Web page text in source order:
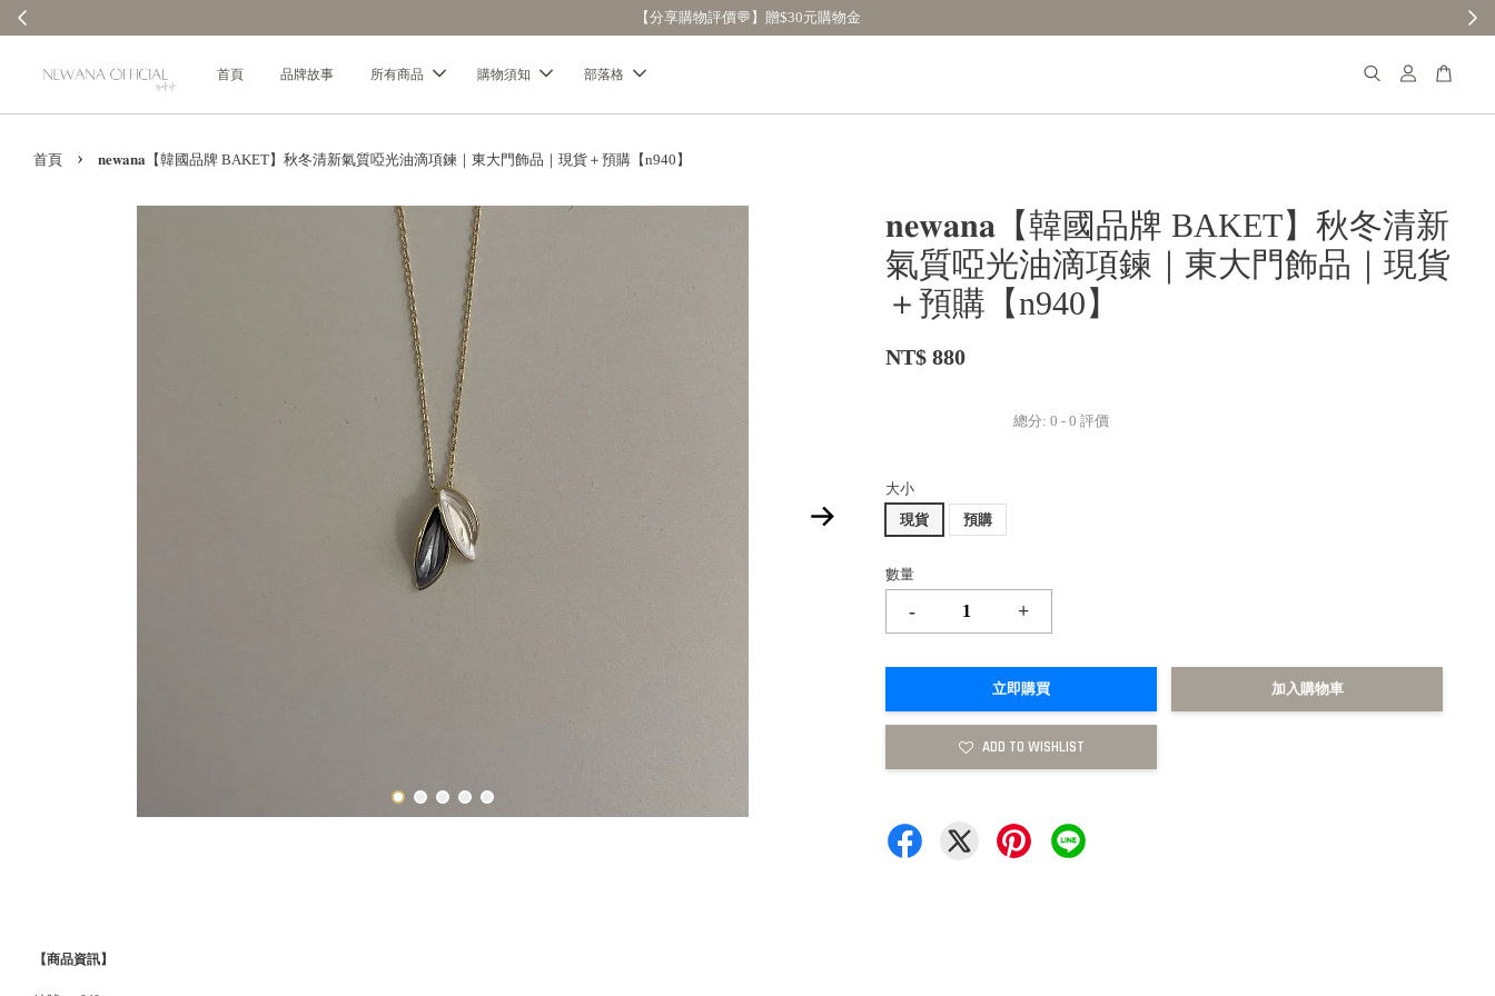
【分享購物評價💬】贈$30元購物金
首頁 品牌故事 所有商品 購物須知 部落格
首頁 › 𝐧𝐞𝐰𝐚𝐧𝐚【韓國品牌 BAKET】秋冬清新氣質啞光油滴項鍊｜東大門飾品｜現貨＋預購【n940】
𝐧𝐞𝐰𝐚𝐧𝐚【韓國品牌 BAKET】秋冬清新
氣質啞光油滴項鍊｜東大門飾品｜現貨
＋預購【n940】
NT$ 880
總分:0 -0 評價
大小
現貨
預購
數量
- +
立即購買 加入購物車
ADD TO WISHLIST
【商品資訊】